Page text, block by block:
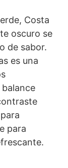
Costa
oscuro se
de sabor.
es una
para